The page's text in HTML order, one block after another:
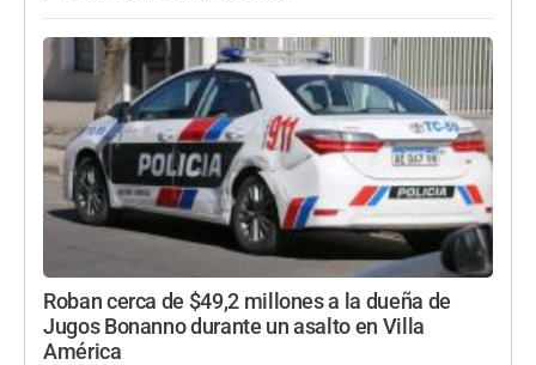
Roban cerca de $49,2 millones a la dueña de
Jugos Bonanno durante un asalto en Villa
América